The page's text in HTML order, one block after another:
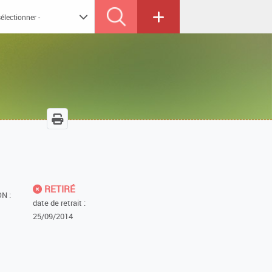
:
RETIRÉ
date de retrait :
25/09/2014